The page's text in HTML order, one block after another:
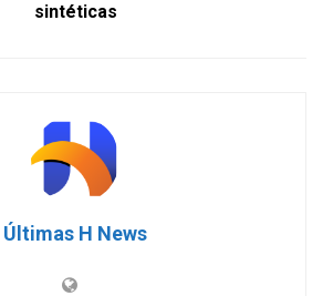
sintéticas
Últimas H News